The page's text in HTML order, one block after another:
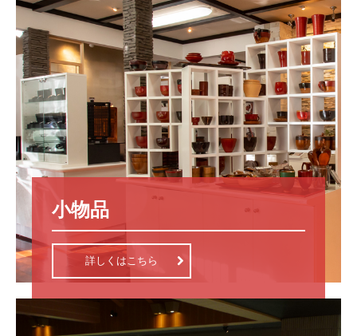
小物品
詳しくはこちら